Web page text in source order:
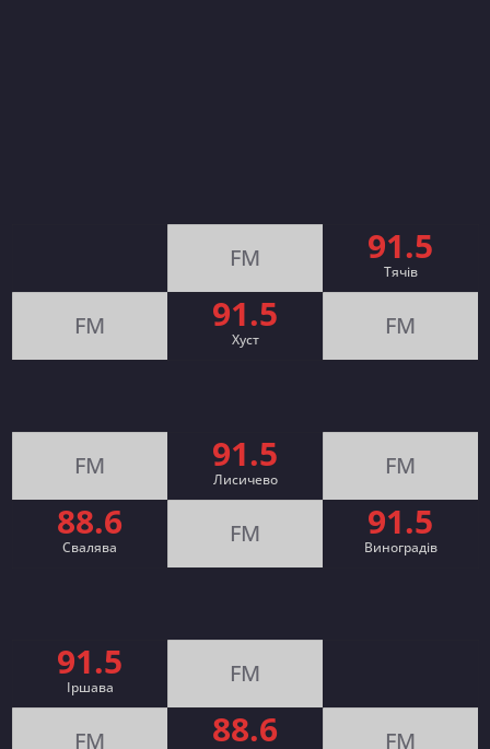
FM 91.5
Тячів
FM 91.5
Хуст FM
FM 91.5
Лисичево FM
88.6
Свалява FM 91.5
Виноградів
91.5
Іршава FM
FM 88.6 FM